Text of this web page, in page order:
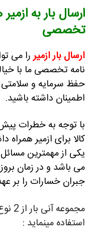
ارسال بار به ازمیر
تخصصی
ارسال بار ازمیررا می
نامه تخصصی ما با
حفظ سرمایه و
اطمینان داشته باشید.
با توجه به خطرات
کالا برای ازمیر همراه
یکی از مهمترین مسائل
می باشد و در زمان
جبران خسارات را بر
استفاده مینماید :